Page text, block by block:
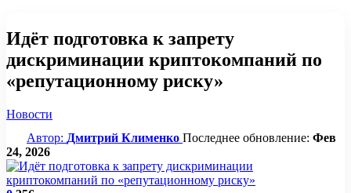
Идёт подготовка к запрету
дискриминации криптокомпаний по
«репутационному риску»
Новости
Автор: Дмитрий Клименко Последнее обновление: Фев
24, 2026